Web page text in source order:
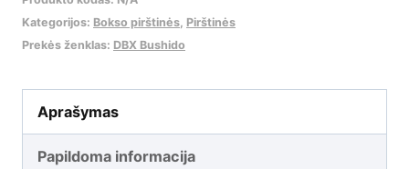
Kategorijos: Bokso pirštinės, Pirštinės
Prekės ženklas: DBX Bushido
Aprašymas
Papildoma informacija